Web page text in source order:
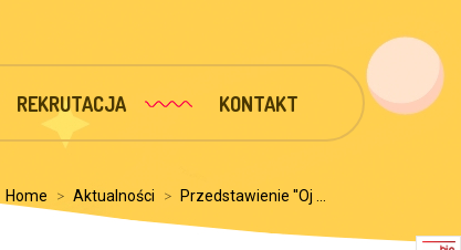
REKRUTACJA KONTAKT
Home > Aktualności > Przedstawienie ''Oj ...